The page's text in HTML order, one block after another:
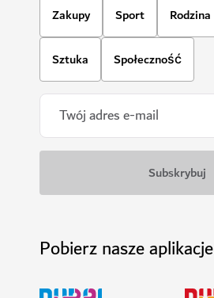
Zakupy Sport Rodzina
Sztuka Społeczność
Pobierz nasze aplikacje